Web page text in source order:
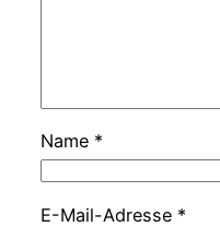
Name *
E-Mail-Adresse *